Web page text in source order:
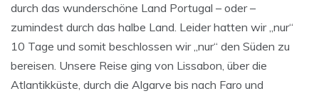
durch das wunderschöne Land Portugal – oder –
zumindest durch das halbe Land. Leider hatten wir „nur“
10 Tage und somit beschlossen wir „nur“ den Süden zu
bereisen. Unsere Reise ging von Lissabon, über die
Atlantikküste, durch die Algarve bis nach Faro und